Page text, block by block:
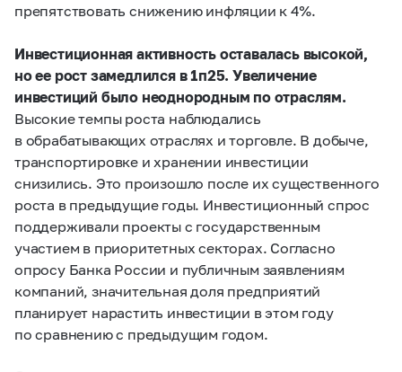
препятствовать снижению инфляции к 4%.
Инвестиционная активность оставалась высокой,
но ее рост замедлился в 1п25. Увеличение
инвестиций было неоднородным по отраслям.
Высокие темпы роста наблюдались
в обрабатывающих отраслях и торговле. В добыче,
транспортировке и хранении инвестиции
снизились. Это произошло после их существенного
роста в предыдущие годы. Инвестиционный спрос
поддерживали проекты с государственным
участием в приоритетных секторах. Согласно
опросу Банка России и публичным заявлениям
компаний, значительная доля предприятий
планирует нарастить инвестиции в этом году
по сравнению с предыдущим годом.